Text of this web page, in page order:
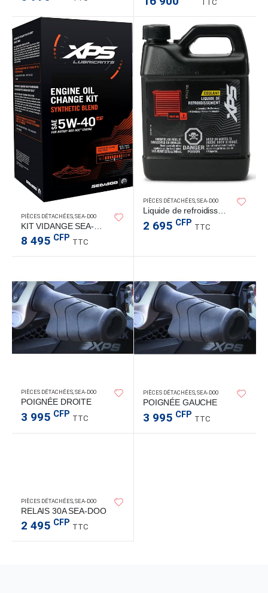
TTC
PIÈCES DÉTACHÉES SEA-DOO
8 495 CFP TTC
PIÈCES DÉTACHÉES,SEA-DOO
Liquide de refroidissement protection étendue
2 695 CFP TTC
PIÈCES DÉTACHÉES,SEA-DOO
POIGNÉE DROITE
3 995 CFP TTC
PIÈCES DÉTACHÉES,SEA-DOO
POIGNÉE GAUCHE
3 995 CFP TTC
PIÈCES DÉTACHÉES SEA-DOO
RELAIS 30A SEA-DOO
2 495 CFP TTC